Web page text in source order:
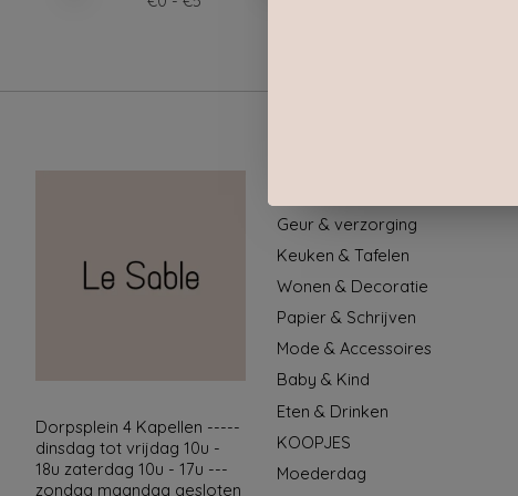
Dorpsplein 4 Kapellen -----
dinsdag tot vrijdag 10u -
18u zaterdag 10u - 17u ---
zondag maandag gesloten
Geur & verzorging
Keuken & Tafelen
Wonen & Decoratie
Papier & Schrijven
Mode & Accessoires
Baby & Kind
Eten & Drinken
KOOPJES
Moederdag